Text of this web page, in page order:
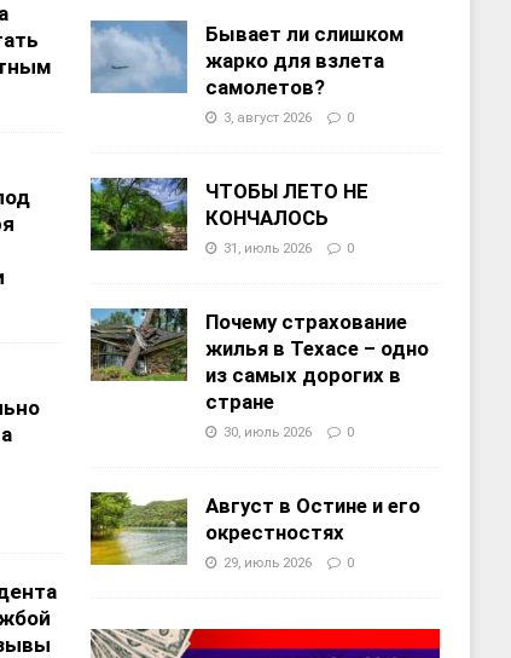
Бывает ли слишком
жарко для взлета
самолетов?
3, август 2026 0
ЧТОБЫ ЛЕТО НЕ
КОНЧАЛОСЬ
31, июль 2026 0
Почему страхование
жилья в Техасе – одно
из самых дорогих в
стране
30, июль 2026 0
Август в Остине и его
окрестностях
29, июль 2026 0